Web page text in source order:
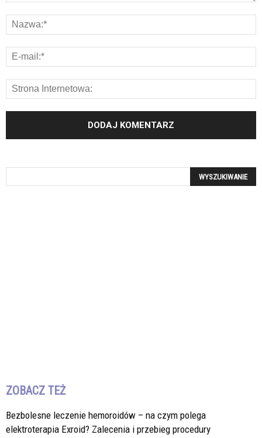
ZOBACZ TEŻ
Bezbolesne leczenie hemoroidów – na czym polega
elektroterapia Exroid? Zalecenia i przebieg procedury